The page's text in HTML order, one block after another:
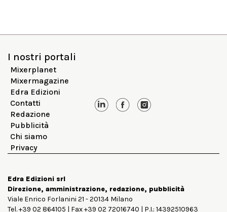
I nostri portali
Mixerplanet
Mixermagazine
Edra Edizioni
Contatti
Redazione
Pubblicità
Chi siamo
Privacy
Edra Edizioni srl
Direzione, amministrazione, redazione, pubblicità
Viale Enrico Forlanini 21 - 20134 Milano
Tel. +39 02 864105 | Fax +39 02 72016740 | P.I.: 14392510963